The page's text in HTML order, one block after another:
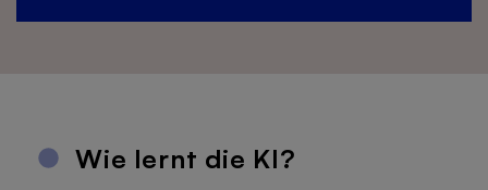
Wie lernt die KI?